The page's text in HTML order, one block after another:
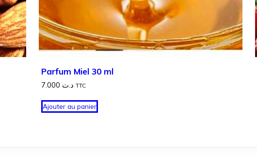
Parfum Miel 30 ml
د.ت TTC
Ajouter au panier